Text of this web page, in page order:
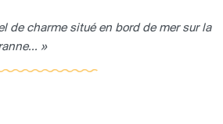
de charme situé en bord de mer sur la
»